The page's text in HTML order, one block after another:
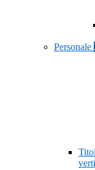
Personale